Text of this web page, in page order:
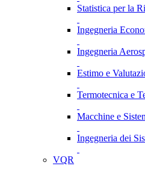
Statistica per la
Ingegneria
Ingegneria
Estimo e
Termotecnica e
Macchine e
Ingegneria dei
VQR